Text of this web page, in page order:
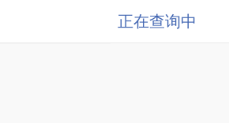
正在查询中